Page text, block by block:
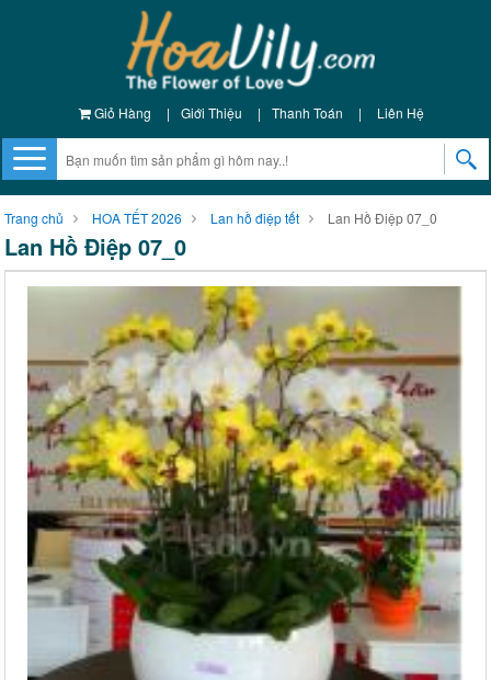
Giỏ Hàng | Giới Thiệu | Thanh Toán | Liên Hệ
Trang chủ HOA TẾT 2026 Lan hồ điệp tết Lan Hồ Điệp 07_0
Lan Hồ Điệp 07_0